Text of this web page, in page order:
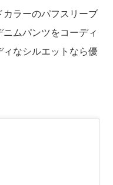
カラーのパフスリーブ
ニムパンツをコーディ
ィなシルエットなら優